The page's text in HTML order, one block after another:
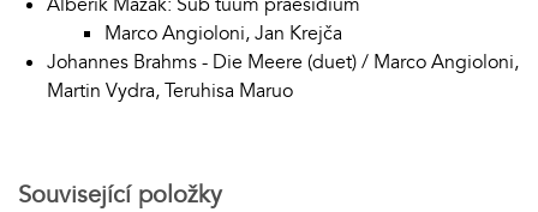
Marco Angioloni, Jan Krejča
Johannes Brahms - Die Meere (duet) / Marco Angioloni,
Martin Vydra, Teruhisa Maruo
Související položky